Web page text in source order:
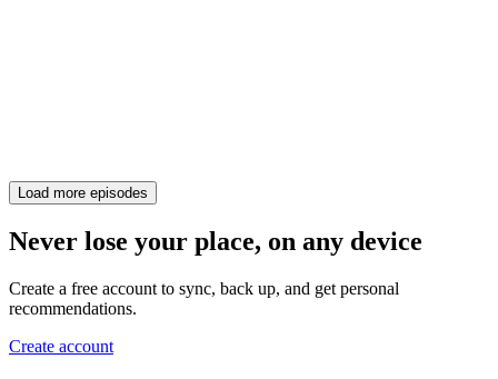
Load more episodes
Never lose your place, on any device
Create a free account to sync, back up, and get personal
recommendations.
Create account